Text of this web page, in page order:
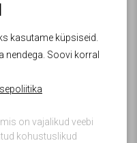
kasutame küpsiseid.
nendega. Soovi korral
on vajalikud veebi
kohustuslikud